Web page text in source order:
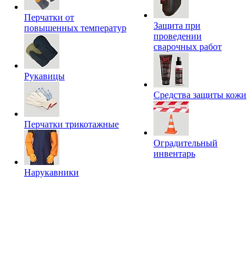
Перчатки от
повышенных температур
Рукавицы
Перчатки трикотажные
Нарукавники
Защита при
проведении
сварочных работ
Средства защиты кожи
Оградительный
инвентарь